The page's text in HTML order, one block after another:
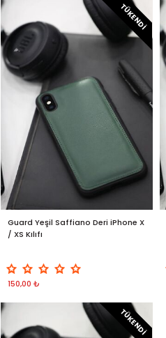
TÜKENDI
Guard Yeşil Saffiano Deri iPhone X
/ XS Kılıfı
150,00 ₺
TÜKENDI